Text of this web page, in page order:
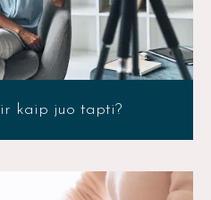
kaip juo tapti?